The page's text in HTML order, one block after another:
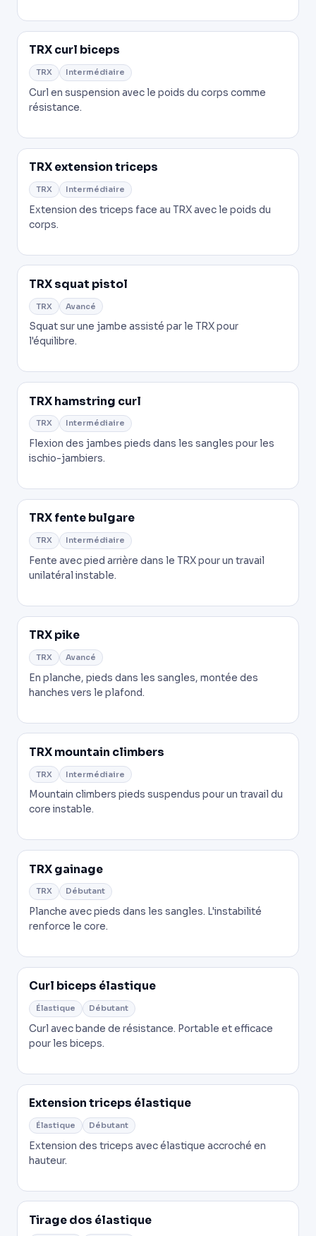
TRX curl biceps
TRX Intermédiaire
Curl en suspension avec le poids du corps comme
résistance.
TRX extension triceps
TRX Intermédiaire
Extension des triceps face au TRX avec le poids du
corps.
TRX squat pistol
TRX Avancé
Squat sur une jambe assisté par le TRX pour
l'équilibre.
TRX hamstring curl
TRX Intermédiaire
Flexion des jambes pieds dans les sangles pour les
ischio-jambiers.
TRX fente bulgare
TRX Intermédiaire
Fente avec pied arrière dans le TRX pour un travail
unilatéral instable.
TRX pike
TRX Avancé
En planche, pieds dans les sangles, montée des
hanches vers le plafond.
TRX mountain climbers
TRX Intermédiaire
Mountain climbers pieds suspendus pour un travail du
core instable.
TRX gainage
TRX Débutant
Planche avec pieds dans les sangles. L'instabilité
renforce le core.
Curl biceps élastique
Élastique Débutant
Curl avec bande de résistance. Portable et efficace
pour les biceps.
Extension triceps élastique
Élastique Débutant
Extension des triceps avec élastique accroché en
hauteur.
Tirage dos élastique